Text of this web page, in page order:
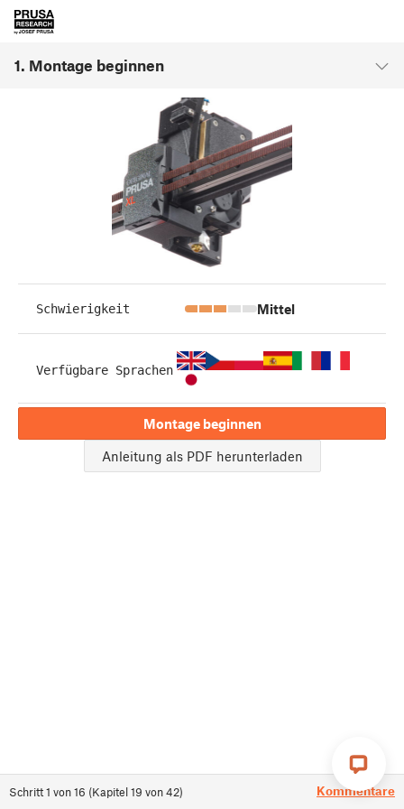
1. Montage beginnen
Schritt1 von16 (Kapitel19 von42) Kommentare
Schwierigkeit Mittel
Verfügbare Sprachen
Montage beginnen
Anleitung als PDF herunterladen